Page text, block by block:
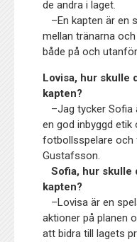
de andra i laget.
–En kapten är en
mellan tränarna
både på och
Lovisa, hur skulle
kapten?
–Jag tycker Sofia
en god inbyggd etik
fotbollsspelare och
Gustafsson.
Sofia, hur skulle
kapten?
–Lovisa är en
aktioner på planen
att bidra till lagets